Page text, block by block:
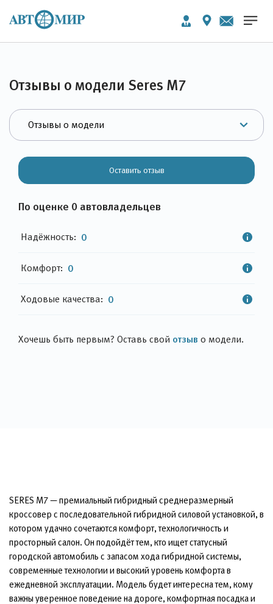
Отзывы о модели Seres M7
Хочешь быть первым? Оставь свой отзыв о модели.
Оставить отзыв
По оценке 0 автовладельцев
Надёжность: 0
Комфорт: 0
Ходовые качества: 0
SERES M7 — премиальный гибридный среднеразмерный
кроссовер с последовательной гибридной силовой установкой, в
котором удачно сочетаются комфорт, технологичность и
просторный салон. Он подойдёт тем, кто ищет статусный
городской автомобиль с запасом хода гибридной системы,
современные технологии и высокий уровень комфорта в
ежедневной эксплуатации. Модель будет интересна тем, кому
важны уверенное поведение на дороге, комфортная посадка и